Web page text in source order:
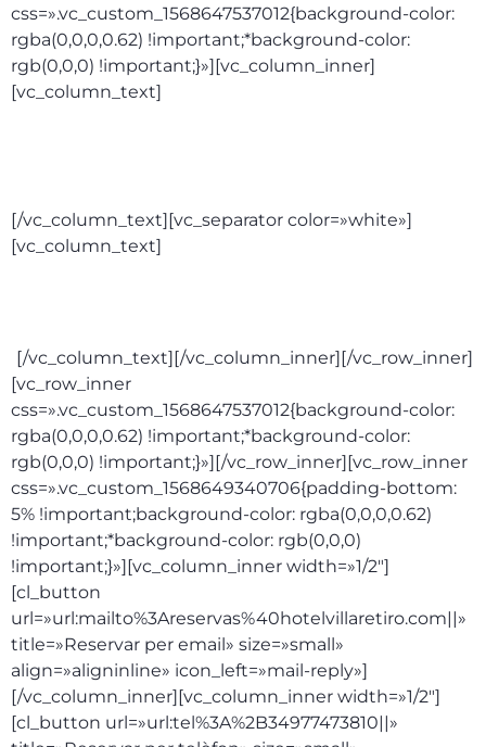
css=».vc_custom_1568647537012{background-color:
rgba(0,0,0,0.62) !important;*background-color:
rgb(0,0,0) !important;}»][vc_column_inner]
[vc_column_text]
[/vc_column_text][vc_separator color=»white»]
[vc_column_text]
[/vc_column_text][/vc_column_inner][/vc_row_inner]
[vc_row_inner
css=».vc_custom_1568647537012{background-color:
rgba(0,0,0,0.62) !important;*background-color:
rgb(0,0,0) !important;}»][/vc_row_inner][vc_row_inner
css=».vc_custom_1568649340706{padding-bottom:
5% !important;background-color: rgba(0,0,0,0.62)
!important;*background-color: rgb(0,0,0)
!important;}»][vc_column_inner width=»1/2″]
[cl_button
url=»url:mailto%3Areservas%40hotelvillaretiro.com||»
title=»Reservar per email» size=»small»
align=»aligninline» icon_left=»mail-reply»]
[/vc_column_inner][vc_column_inner width=»1/2″]
[cl_button url=»url:tel%3A%2B34977473810||»